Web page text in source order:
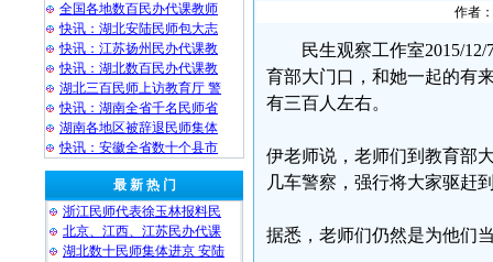
全国各地数百民办代课教师
快讯：湖北安陆民师包大志
快讯：江苏扬州民办代课教
快讯：湖北数百民办代课教
湖北三百民师上访教育厅 警
快讯：湖南全省千名民师省
湖南各地区被辞退民师集体
快讯：安徽全省数十个县市
最 新 热 门
浙江民师代表徐玉林报料民
北京、江西、江苏民办代课
湖北数十民师集体进京 安陆
作者
民生观察工作室2015/
育部大门口，和她一起的有
有三百人左右。
伊老师说，老师们到教育部
几车警察，强行将大家驱赶
据悉，老师们仍然是为他们